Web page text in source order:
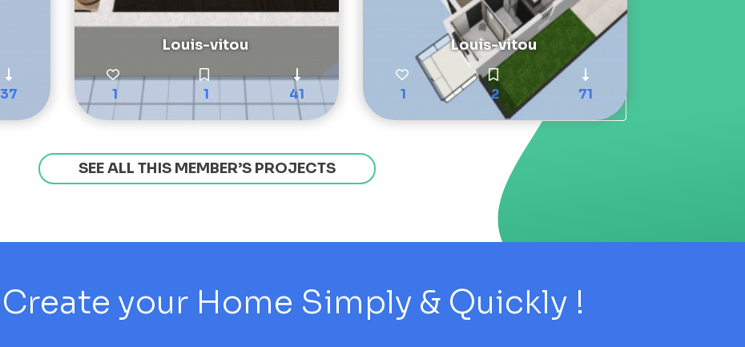
37
Louis-vitou
1 1 41
Louis-vitou
1 2 71
SEE ALL THIS MEMBER’S PROJECTS
Create your Home Simply & Quickly !